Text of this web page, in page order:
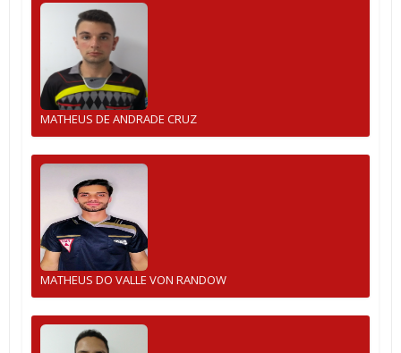
MATHEUS DE ANDRADE CRUZ
MATHEUS DO VALLE VON RANDOW